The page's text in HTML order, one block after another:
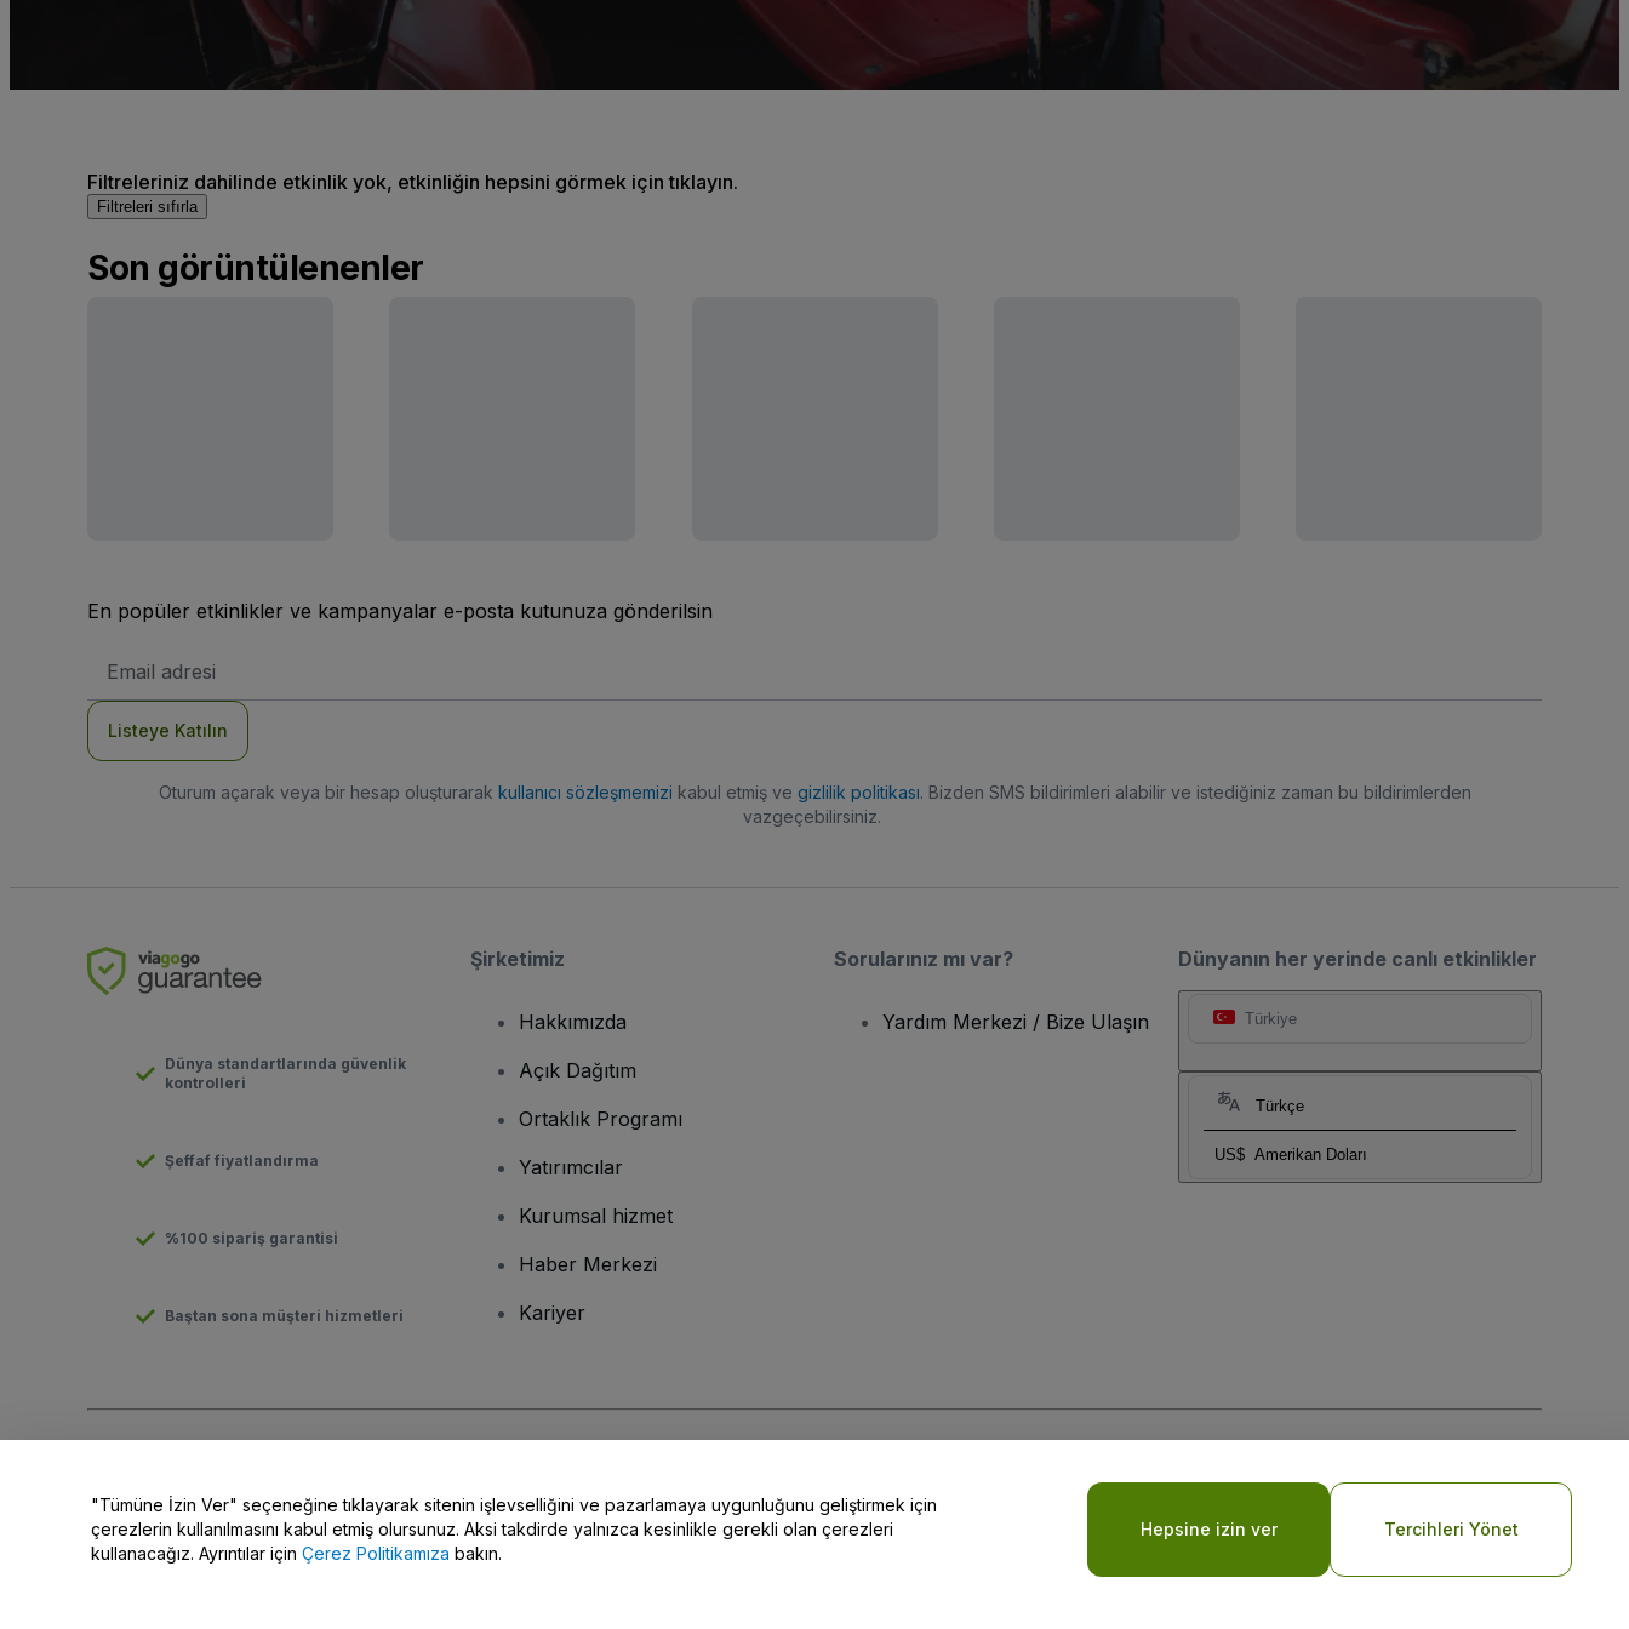
Filtreleriniz dahilinde etkinlik yok, etkinliğin hepsini görmek için tıklayın.
Filtreleri sıfırla
Son görüntülenenler
En popüler etkinlikler ve kampanyalar e-posta kutunuza gönderilsin
posta
Listeye Katılın
Oturum açarak veya bir hesap oluşturarak kullanıcı sözleşmemizi kabul etmiş ve gizlilik politikası. Bizden SMS bildirimleri alabilir ve istediğiniz zaman bu bildirimlerden
vazgeçebilirsiniz.
Dünyanın her yerinde canlı etkinlikler
Türkiye
Türkçe
US$ Amerikan Doları
Dünya standartlarında güvenlik
kontrolleri
Şeffaf fiyatlandırma
%100 sipariş garantisi
Baştan sona müşteri hizmetleri
Şirketimiz
Hakkımızda
Açık Dağıtım
Ortaklık Programı
Yatırımcılar
Kurumsal hizmet
Haber Merkezi
Kariyer
Sorularınız mı var?
Yardım Merkezi / Bize Ulaşın
Kişisel Bilgilerimi Paylaşma/Gizlilik Seçimleriniz
"Tümüne İzin Ver" seçeneğine tıklayarak sitenin işlevselliğini ve pazarlamaya uygunluğunu geliştirmek için
çerezlerin kullanılmasını kabul etmiş olursunuz. Aksi takdirde yalnızca kesinlikle gerekli olan çerezleri
kullanacağız. Ayrıntılar için Çerez Politikamıza bakın.
Hepsine izin ver Tercihleri Yönet